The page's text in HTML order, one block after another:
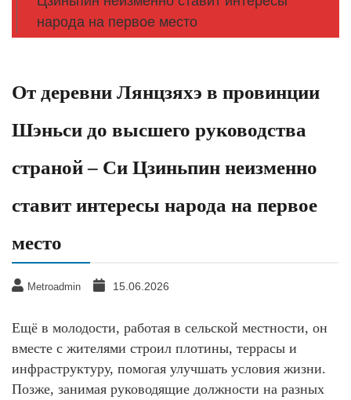
народа на первое место
От деревни Лянцзяхэ в провинции
Шэньси до высшего руководства
страной – Си Цзиньпин неизменно
ставит интересы народа на первое
место
Metroadmin 15.06.2026
Ещё в молодости, работая в сельской местности, он
вместе с жителями строил плотины, террасы и
инфраструктуру, помогая улучшать условия жизни.
Позже, занимая руководящие должности на разных